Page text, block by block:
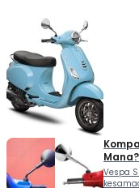
Mana?
Vespa